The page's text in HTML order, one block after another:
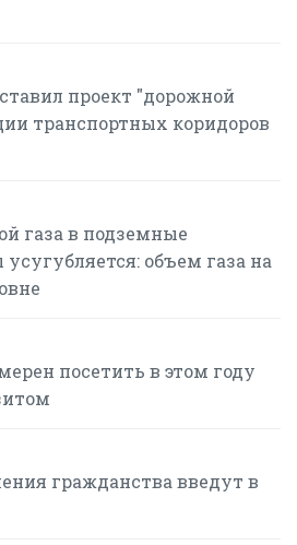
проект "дорожной
транспортных коридоров
газа в подземные
объем газа на
посетить в этом году
гражданства введут в